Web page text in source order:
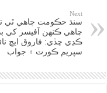
Next
سنڌ حڪومت چاهي ٿي
چاهي ڪنهن آفيسر کي
ڪڍي ڇڏي: فاروق ايڇ
سپريم ڪورٽ ۾ جواب